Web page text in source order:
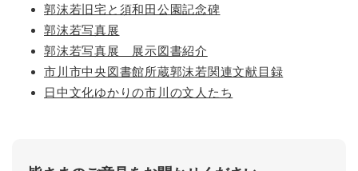
郭沫若旧宅と須和田公園記念碑
郭沫若写真展
郭沫若写真展 展示図書紹介
市川市中央図書館所蔵郭沫若関連文献目録
日中文化ゆかりの市川の文人たち